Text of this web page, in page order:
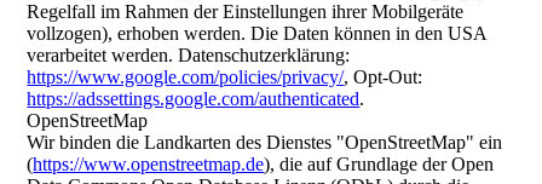
Regelfall im Rahmen der Einstellungen ihrer Mobilgeräte
vollzogen), erhoben werden. Die Daten können in den USA
verarbeitet werden. Datenschutzerklärung:
https://www.google.com/policies/privacy/, Opt-Out:
https://adssettings.google.com/authenticated.
OpenStreetMap
Wir binden die Landkarten des Dienstes "OpenStreetMap" ein
(https://www.openstreetmap.de), die auf Grundlage der Open